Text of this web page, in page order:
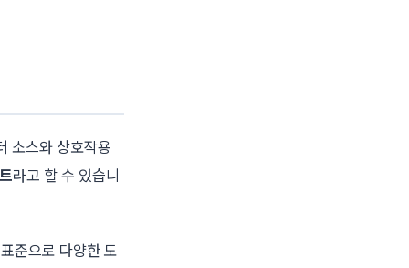
소스와 상호작용
라고 할 수 있습니
준으로 다양한 도